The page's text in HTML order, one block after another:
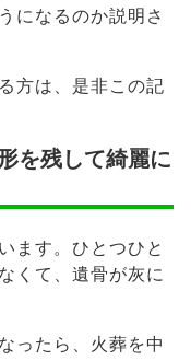
になるのか説明さ
方は、是非この記
を残して綺麗に
ます。ひとつひと
くて、遺骨が灰に
ったら、火葬を中